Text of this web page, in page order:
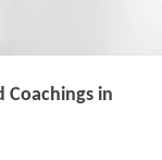
Coachings in